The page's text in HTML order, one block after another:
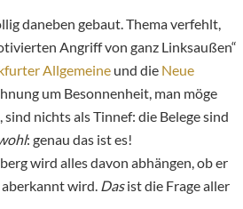
daneben gebaut. Thema verfehlt,
Angriff von ganz Linksaußen“
Allgemeine und die Neue
um Besonnenheit, man möge
nichts als Tinnef: die Belege sind
: genau das ist es!
wird alles davon abhängen, ob er
wird. Dasist die Frage aller